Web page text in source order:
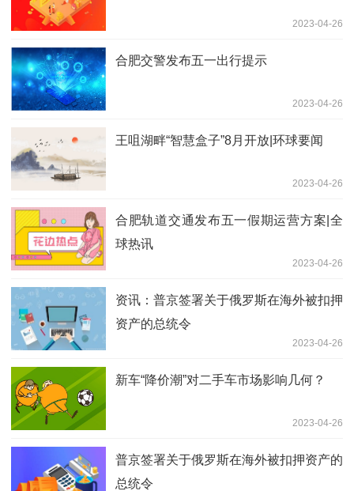
2023-04-26
合肥交警发布五一出行提示
2023-04-26
王咀湖畔“智慧盒子”8月开放|环球要闻
2023-04-26
合肥轨道交通发布五一假期运营方案|全
球热讯
2023-04-26
资讯：普京签署关于俄罗斯在海外被扣押
资产的总统令
2023-04-26
新车“降价潮”对二手车市场影响几何？
2023-04-26
普京签署关于俄罗斯在海外被扣押资产的
总统令